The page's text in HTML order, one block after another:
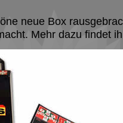
neue Box
Mehr dazu findet